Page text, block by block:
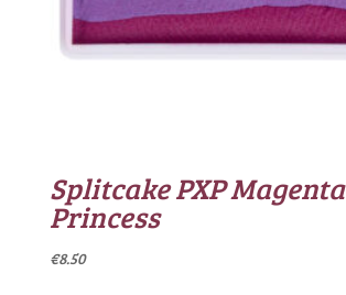
Splitcake PXP Magenta
Princess
€8.50